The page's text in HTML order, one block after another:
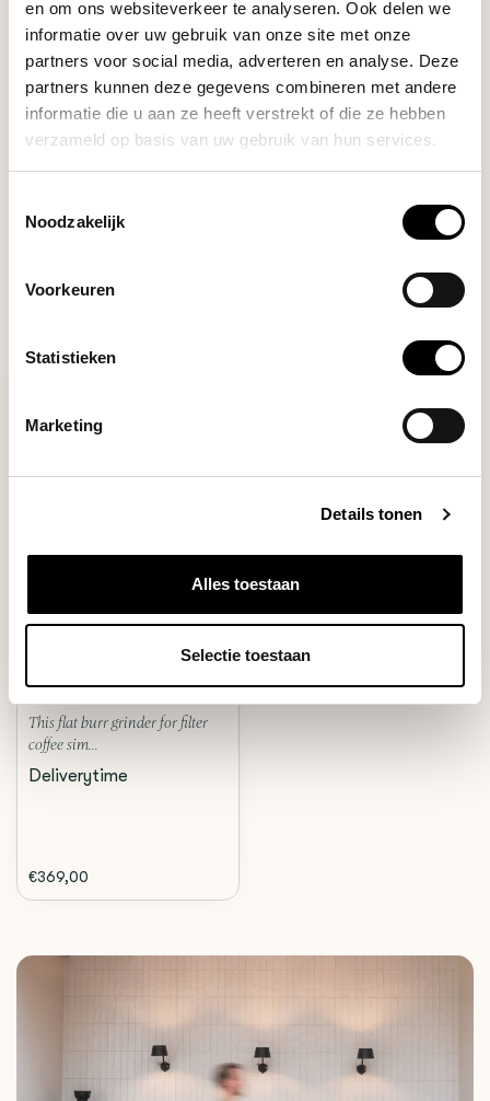
en om ons websiteverkeer te analyseren. Ook delen we
informatie over uw gebruik van onze site met onze
partners voor social media, adverteren en analyse. Deze
partners kunnen deze gegevens combineren met andere
informatie die u aan ze heeft verstrekt of die ze hebben
verzameld op basis van uw gebruik van hun services.
Noodzakelijk
Voorkeuren
Statistieken
Marketing
Details tonen
Alles toestaan
Selectie toestaan
Filter Package
Proefpakket: Filterkoffie -
Single Origin Coffee
€41,95
HULP NODIG BIJ JE KEUZE?
Stel je vraag
ODE GEN 2 GRINDER
This flat burr grinder for filter
coffee sim...
Deliverytime
€369,00